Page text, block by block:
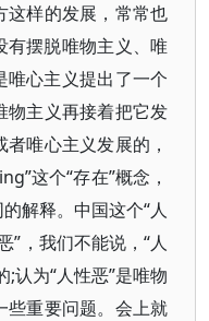
这样的发展，常常也
摆脱唯物主义、唯
心主义提出了一个
物主义再接着把它发
唯心主义发展的，
这个“存在”概念，
解释。中国这个“人
”，我们不能说，“人
认为“人性恶”是唯物
些重要问题。会上就